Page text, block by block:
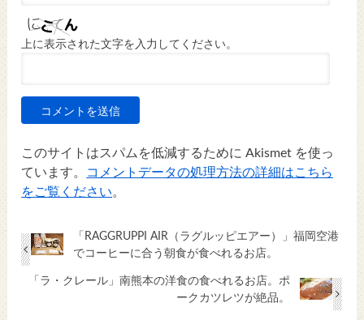
上に表示された文字を入力してください。
このサイトはスパムを低減するために Akismet を使っ
ています。
コメントデータの処理方法の詳細はこちら
をご覧ください。
「RAGGRUPPI AIR（ラグルッピエアー）」福岡空港
でコーヒーに合う朝食が食べれるお店。
「ラ・クレール」南熊本の洋食の食べれるお店。ポ
ークカツレツが絶品。